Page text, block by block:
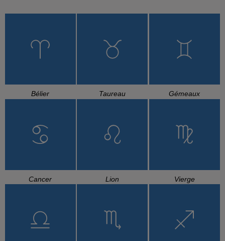
Bélier Taureau Gémeaux
Cancer Lion Vierge